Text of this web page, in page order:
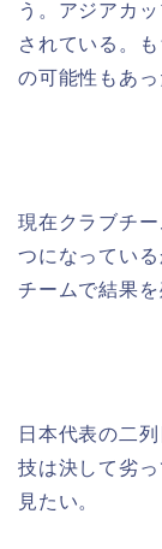
う。アジアカ
されている。
の可能性もあっ
現在クラブチ
つになってい
チームで結果を
日本代表の二
技は決して劣
見たい。